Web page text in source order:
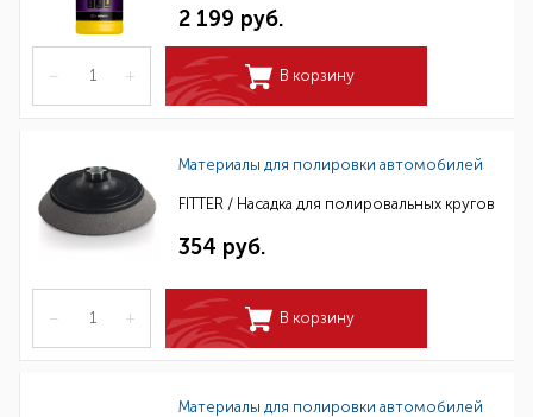
2 199 руб.
– + В корзину
Материалы для полировки автомобилей
FITTER / Насадка для полировальных кругов
354 руб.
– + В корзину
Материалы для полировки автомобилей